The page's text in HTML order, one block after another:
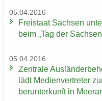
05.04.2016
Frei­staat Sach­sen
beim „Tag der
05.04.2016
Zen­tra­le
lädt Me­di­en­ver­tre­ter
ber­un­ter­kunft in